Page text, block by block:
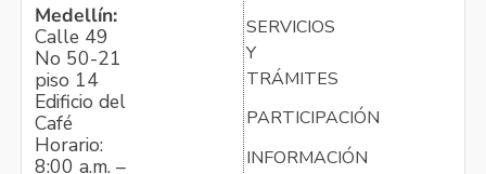
Medellín:
Calle 49
No 50-21
piso 14
Edificio del
Café
Horario:
8:00 a.m. –
SERVICIOS
Y
TRÁMITES
PARTICIPACIÓN
INFORMACIÓN